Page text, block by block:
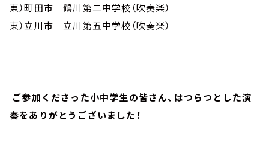
東）町田市 鶴川第二中学校（吹奏楽）
東）立川市 立川第五中学校（吹奏楽）
ご参加くださった小中学生の皆さん、はつらつとした演
奏をありがとうございました！